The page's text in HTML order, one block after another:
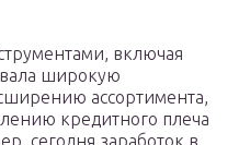
включая
широкую
ассортимента,
кредитного плеча
сегодня заработок в